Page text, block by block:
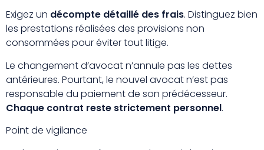
Exigez un décompte détaillé des frais. Distinguez bien
les prestations réalisées des provisions non
consommées pour éviter tout litige.
Le changement d’avocat n’annule pas les dettes
antérieures. Pourtant, le nouvel avocat n’est pas
responsable du paiement de son prédécesseur.
Chaque contrat reste strictement personnel.
Point de vigilance